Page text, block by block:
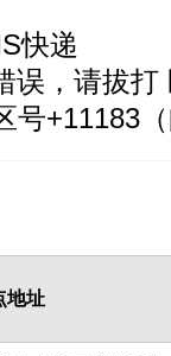
快递
误，请拔打
号+11183
地址